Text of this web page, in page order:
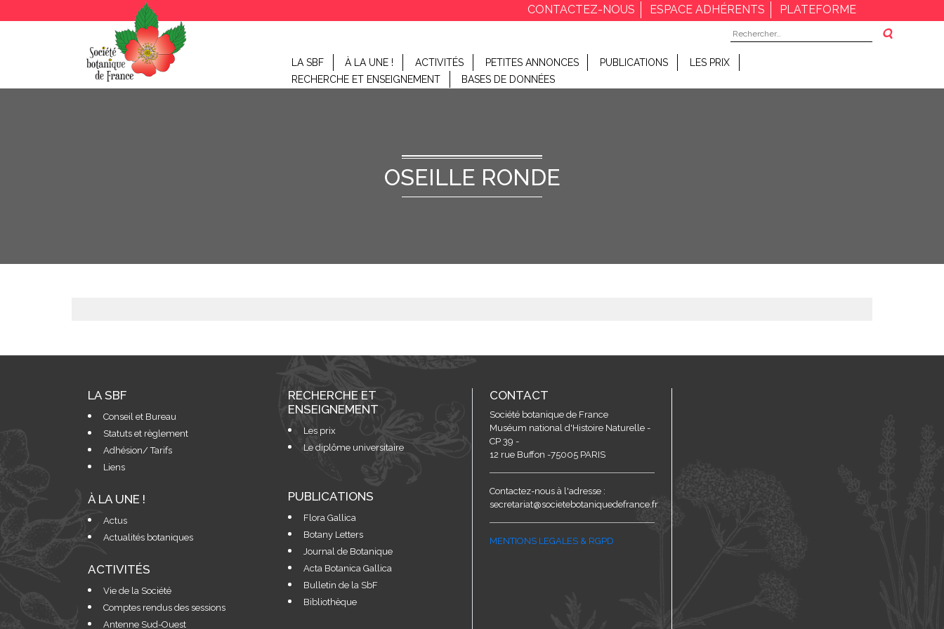
CONTACTEZ-NOUS ESPACE ADHÉRENTS
PLATEFORME
Rechercher :
LA SBF À LA UNE ! ACTIVITÉS PETITES ANNONCES PUBLICATIONS
LES PRIX
RECHERCHE ET ENSEIGNEMENT
BASES DE DONNÉES
OSEILLE RONDE
LA SBF
Conseil et Bureau
Statuts et règlement
Adhésion/ Tarifs
Liens
À LA UNE !
Actus
Actualités botaniques
ACTIVITÉS
Vie de la Société
Comptes rendus des sessions
Antenne Sud-Ouest
RECHERCHE ET
ENSEIGNEMENT
Les prix
Le diplôme universitaire
PUBLICATIONS
Flora Gallica
Botany Letters
Journal de Botanique
Acta Botanica Gallica
Bulletin de la SbF
Bibliothèque
CONTACT
Société botanique de France
Muséum national d'Histoire Naturelle -
CP 39 -
12 rue Buffon -75005 PARIS
Contactez-nous à l'adresse :
secretariat@societebotaniquedefrance.fr
MENTIONS LEGALES & RGPD